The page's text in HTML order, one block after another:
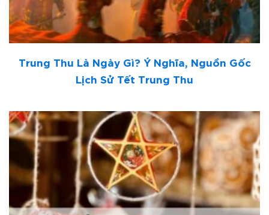
Trung Thu Là Ngày Gì? Ý Nghĩa, Nguồn Gốc
Lịch Sử Tết Trung Thu